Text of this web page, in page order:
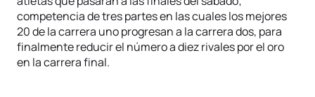
competencia de tres partes en las cuales los mejores
20 de la carrera uno progresan a la carrera dos, para
finalmente reducir el número a diez rivales por el oro
en la carrera final.